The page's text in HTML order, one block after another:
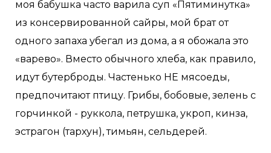
моя бабушка часто варила суп «Пятиминутка»
из консервированной сайры, мой брат от
одного запаха убегал из дома, а я обожала это
«варево». Вместо обычного хлеба, как правило,
идут бутерброды. Частенько НЕ мясоеды,
предпочитают птицу. Грибы, бобовые, зелень с
горчинкой - руккола, петрушка, укроп, кинза,
эстрагон (тархун), тимьян, сельдерей.